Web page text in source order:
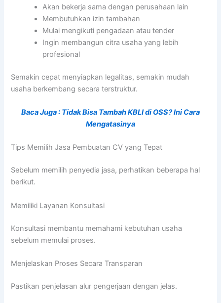
Akan bekerja sama dengan perusahaan lain
Membutuhkan izin tambahan
Mulai mengikuti pengadaan atau tender
Ingin membangun citra usaha yang lebih
profesional
Semakin cepat menyiapkan legalitas, semakin mudah
usaha berkembang secara terstruktur.
Baca Juga : Tidak Bisa Tambah KBLI di OSS? Ini Cara
Mengatasinya
Tips Memilih Jasa Pembuatan CV yang Tepat
Sebelum memilih penyedia jasa, perhatikan beberapa hal
berikut.
Memiliki Layanan Konsultasi
Konsultasi membantu memahami kebutuhan usaha
sebelum memulai proses.
Menjelaskan Proses Secara Transparan
Pastikan penjelasan alur pengerjaan dengan jelas.